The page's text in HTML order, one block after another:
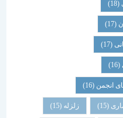
(16)
زلزله